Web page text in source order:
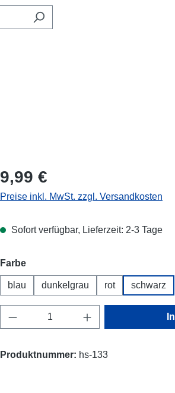
Regulärer Preis:
9,99 €
Preise inkl. MwSt. zzgl. Versandkosten
Sofort verfügbar, Lieferzeit: 2-3 Tage
Farbe
blau dunkelgrau rot schwarz
Produkt Anzahl: Gib den
Produktnummer: hs-133